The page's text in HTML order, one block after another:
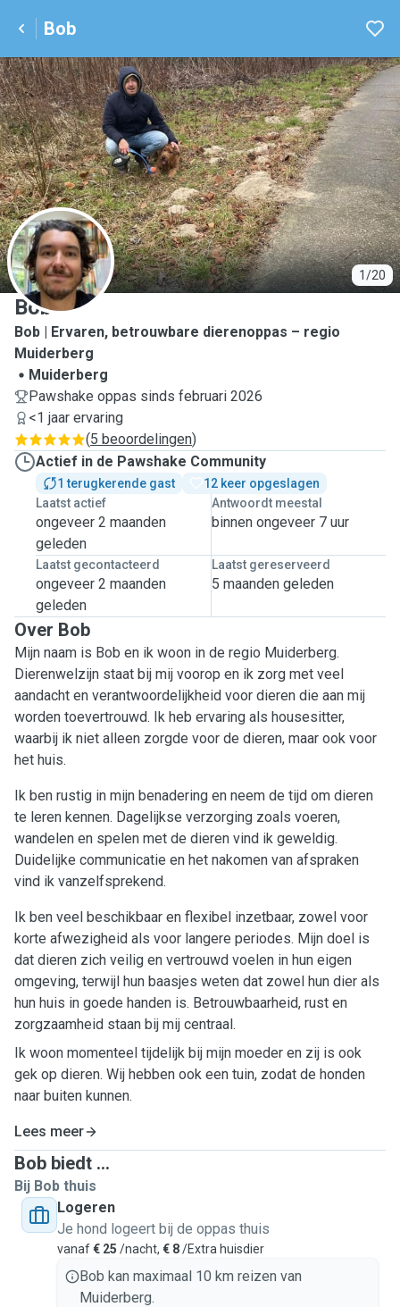
Bob
1/20
B
Bob
Bob | Ervaren, betrouwbare dierenoppas – regio
Muiderberg
Muiderberg
Pawshake oppas sinds februari 2026
<1 jaar ervaring
(5 beoordelingen)
Actief in de Pawshake Community
1 terugkerende gast
12 keer opgeslagen
Laatst actief
ongeveer 2 maanden
geleden
Antwoordt meestal
binnen ongeveer 7 uur
Laatst gecontacteerd
ongeveer 2 maanden
geleden
Laatst gereserveerd
5 maanden geleden
Over Bob
Mijn naam is Bob en ik woon in de regio Muiderberg.
Dierenwelzijn staat bij mij voorop en ik zorg met veel
aandacht en verantwoordelijkheid voor dieren die aan mij
worden toevertrouwd. Ik heb ervaring als housesitter,
waarbij ik niet alleen zorgde voor de dieren, maar ook voor
het huis.
Ik ben rustig in mijn benadering en neem de tijd om dieren
te leren kennen. Dagelijkse verzorging zoals voeren,
wandelen en spelen met de dieren vind ik geweldig.
Duidelijke communicatie en het nakomen van afspraken
vind ik vanzelfsprekend.
Ik ben veel beschikbaar en flexibel inzetbaar, zowel voor
korte afwezigheid als voor langere periodes. Mijn doel is
dat dieren zich veilig en vertrouwd voelen in hun eigen
omgeving, terwijl hun baasjes weten dat zowel hun dier als
hun huis in goede handen is. Betrouwbaarheid, rust en
zorgzaamheid staan bij mij centraal.
Ik woon momenteel tijdelijk bij mijn moeder en zij is ook
gek op dieren. Wij hebben ook een tuin, zodat de honden
naar buiten kunnen.
Lees meer
Bob biedt ...
Bij Bob thuis
Logeren
Je hond logeert bij de oppas thuis
vanaf€ 25 /nacht, € 8/Extra huisdier
Bob kan maximaal 10 km reizen van
Muiderberg.